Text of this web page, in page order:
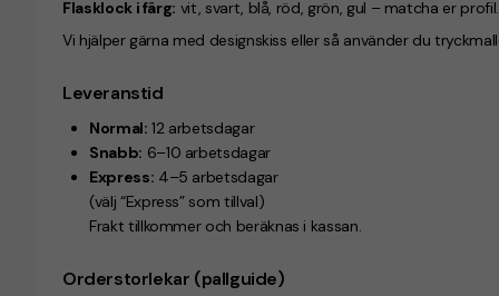
Flasklock i färg: vit, svart, blå, röd, grön, gul – matcha er profil.
Vi hjälper gärna med designskiss eller så använder du
Leveranstid
Normal: 12 arbetsdagar
Snabb: 6–10 arbetsdagar
Express: 4–5 arbetsdagar
(välj “Express” som tillval)
Frakt tillkommer och beräknas i kassan.
Orderstorlekar (pallguide)